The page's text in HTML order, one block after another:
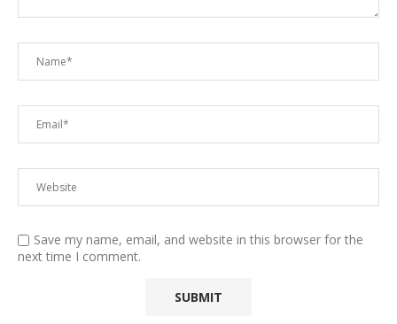
Save my name, email, and website in this browser for the
next time I comment.